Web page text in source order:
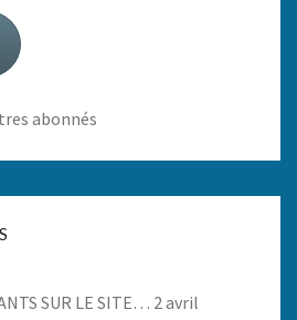
abonnés
SUR LE SITE… 2 avril